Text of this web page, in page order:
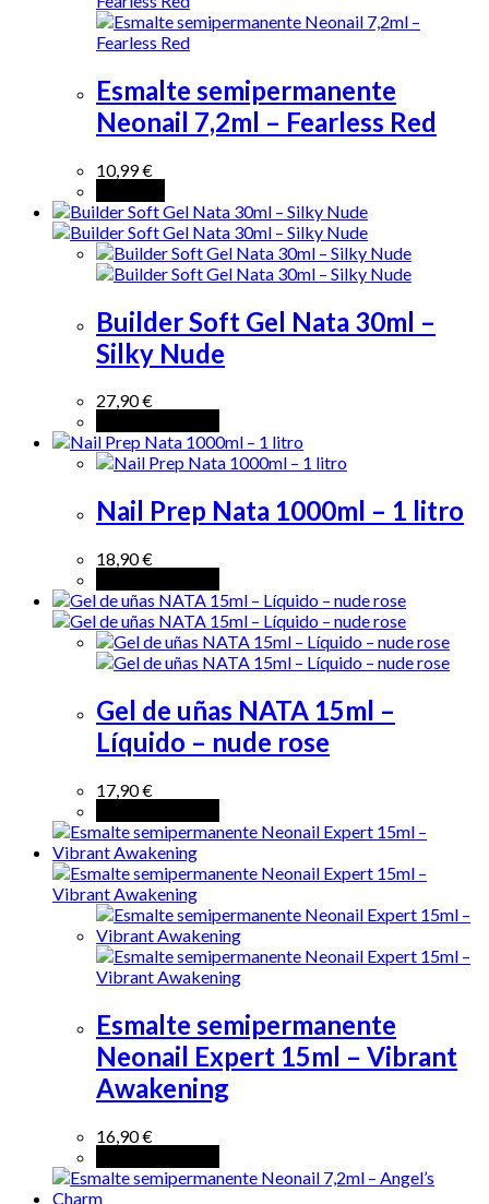
Esmalte semipermanente
Neonail 7,2ml – Fearless Red
10,99€
Builder Soft Gel Nata 30ml –
Silky Nude
27,90€
Nail Prep Nata 1000ml – 1 litro
18,90€
Gel de uñas NATA 15ml –
Líquido – nude rose
17,90€
Esmalte semipermanente
Neonail Expert 15ml – Vibrant
Awakening
16,90€